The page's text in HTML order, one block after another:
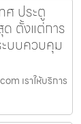
ศ ประตู
ด ตั้งแต่การ
ะบบควบคุม
เราให้บริการ